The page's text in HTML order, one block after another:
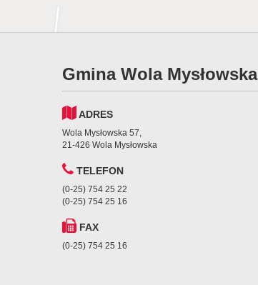
Gmina Wola Mysłowska
ADRES
Wola Mysłowska 57,
21-426 Wola Mysłowska
TELEFON
(0-25) 754 25 22
(0-25) 754 25 16
FAX
(0-25) 754 25 16